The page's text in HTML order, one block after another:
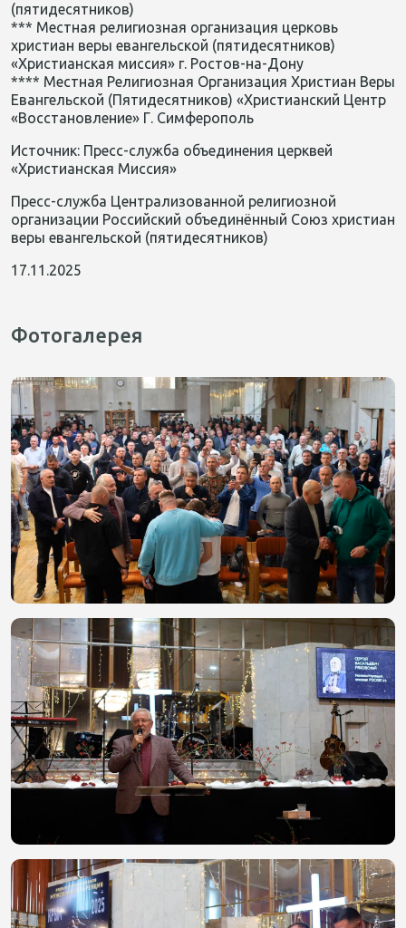
(пятидесятников)
*** Местная религиозная организация церковь
христиан веры евангельской (пятидесятников)
«Христианская миссия» г. Ростов-на-Дону
**** Местная Религиозная Организация Христиан Веры
Евангельской (Пятидесятников) «Христианский Центр
«Восстановление» Г. Симферополь
Источник: Пресс-служба объединения церквей
«Христианская Миссия»
Пресс-служба Централизованной религиозной
организации Российский объединённый Союз христиан
веры евангельской (пятидесятников)
17.11.2025
Фотогалерея